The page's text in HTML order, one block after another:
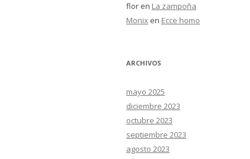
flor en La zampoña
Monix en Ecce homo
ARCHIVOS
mayo 2025
diciembre 2023
octubre 2023
septiembre 2023
agosto 2023